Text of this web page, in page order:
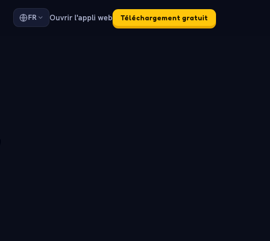
FR Ouvrir l'appli web Téléchargement gratuit